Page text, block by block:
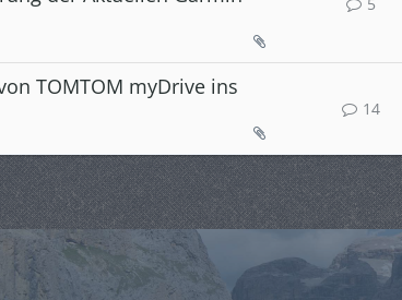
TOMTOM myDrive ins
14